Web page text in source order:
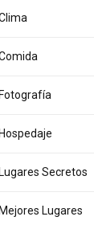
Fotografía
Hospedaje
Lugares Secretos
Mejores Lugares